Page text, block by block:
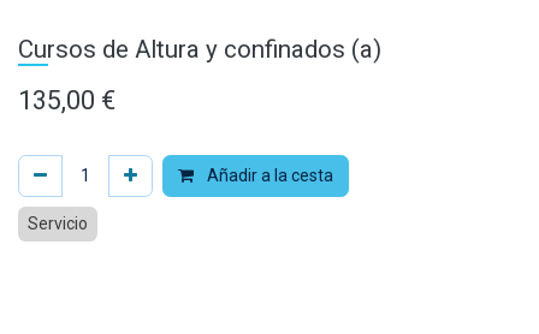
Cursos de Altura y confinados (a)
135,00 €
Añadir a la cesta
Servicio